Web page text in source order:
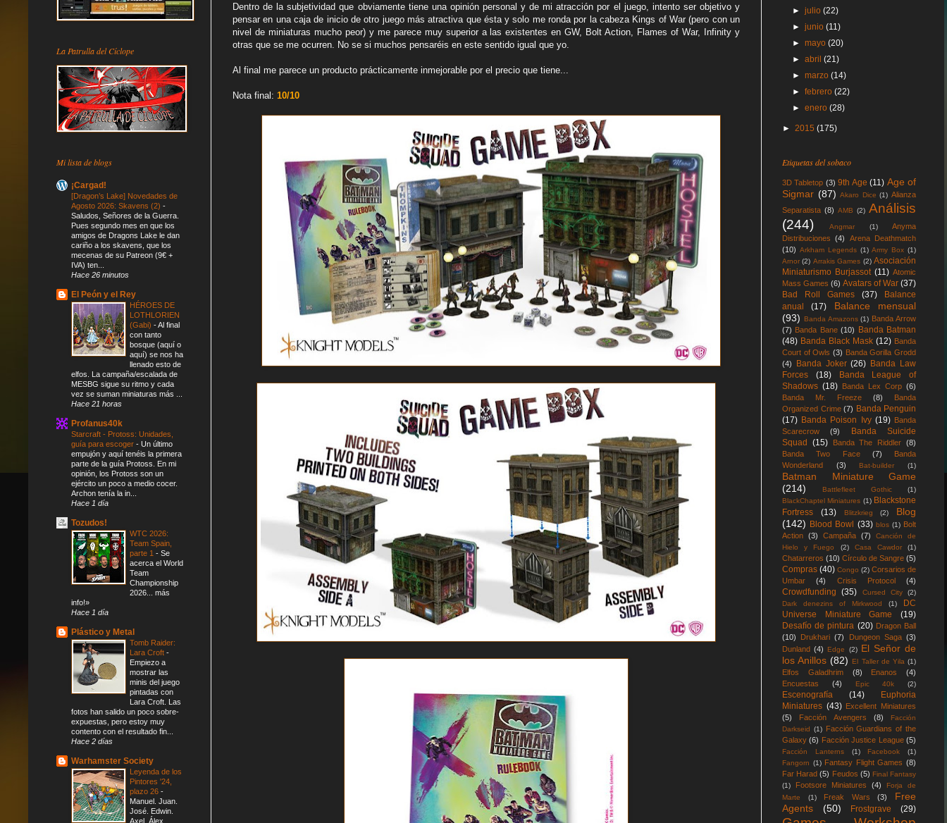
Dentro de la subjetividad que obviamente tiene una opinión personal y de mi atracción por el juego, intento ser objetivo y
pensar en una caja de inicio de otro juego más atractiva que ésta y solo me ronda por la cabeza Kings of War (pero con un
nivel de miniaturas mucho peor) y me parece muy superior a las existentes en GW, Bolt Action, Flames of War, Infinity y
otras que se me ocurren. No se si muchos pensaréis en este sentido igual que yo.
Al final me parece un producto prácticamente inmejorable por el precio que tiene...
Nota final: 10/10
La Patrulla del Cíclope
Mi lista de blogs
¡Cargad!
[Dragon’s Lake] Novedades de
Agosto 2026: Skavens (2) -
Saludos, Señores de la Guerra.
Pues segundo mes en que los
amigos de Dragons Lake le dan
cariño a los skavens, que los
mecenas de su Patreon (9€ +
IVA) ten...
Hace 26 minutos
El Peón y el Rey
HÉROES DE
LOTHLORIEN
(Gabi) -Al final
con tanto
bosque (aquí o
aquí) se nos ha
llenado esto de
elfos. La campaña/escalada de
MESBG sigue su ritmo y cada
vez se suman miniaturas más ...
Hace 21 horas
Profanus40k
Starcraft - Protoss: Unidades,
guía para escoger - Un último
empujón y aquí tenéis la primera
parte de la guía Protoss. En mi
opinión, los Protoss son un
ejército un poco a medio cocer.
Archon tenía la in...
Hace 1 día
Tozudos!
WTC 2026:
Team Spain,
parte 1 - Se
acerca el World
Team
Championship
2026... más
info!»
Hace 1 día
Plástico y Metal
Tomb Raider:
Lara Croft -
Empiezo a
mostrar las
minis del juego
pintadas con
Lara Croft. Las
fotos han salido un poco sobre-
expuestas, pero estoy muy
contento con el resultado fin...
Hace 2 días
Warhamster Society
Leyenda de los
Pintores '24,
plazo 26 -
Manuel. Juan.
José. Edwin.
Axel. Álex.
►julio(22)
►junio(11)
►mayo(20)
►abril(21)
►marzo(14)
►febrero(22)
►enero(28)
► 2015 (175)
Etiquetas del sobaco
3D Tabletop (3) 9th Age (11) Age of
Sigmar (87) Akaro Dice (1) Alianza
Separatista (8) AMB (2) Análisis
(244)
Angmar (1)
Anyma
Distribuciones
(4)
Arena Deathmatch
(10) Arkham Legends (1) Army Box (1)
Arnor (2) Arrakis Games (2) Asociación
Miniaturismo Burjassot (11) Atomic
Mass Games (6) Avatars of War (37)
Bad Roll Games
(37)
Balance
anual
(17)
Balance mensual
(93)
Banda Amazons (1) Banda Arrow
(7) Banda Bane (10)
Banda Batman
(48) Banda Black Mask (12) Banda
Court of Owls (3) Banda Gorilla Grodd
(4)
Banda Joker (26) Banda Law
Forces
(18)
Banda League of
Shadows (18) Banda Lex Corp (6)
Banda Mr. Freeze
(8)
Banda
Organized Crime (7) Banda Penguin
(17) Banda Poison Ivy (19) Banda
Scarecrow
(9)
Banda Suicide
Squad
(15) Banda The Riddler (8)
Banda Two Face
(7)
Banda
Wonderland
(3) Bat-builder (1)
Batman Miniature Game
(214)
Battlefleet Gothic
(1)
BlackChaptel Miniatures (1) Blackstone
Fortress
(13) Blitzkrieg (2)
Blog
(142) Blood Bowl (33) blos (1) Bolt
Action (3) Campaña (7)
Canción de
Hielo y Fuego
(2) Casa Cawdor (1)
Chatarreros (10) Círculo de Sangre (5)
Compras (40) Congo (2) Corsarios de
Umbar
(4) Crisis Protocol (4)
Crowdfunding (35) Cursed City
(2)
Dark denezins of Mirkwood
(1)
DC
Universe Miniature Game
(19)
Desafío de pintura (20) Dragon Ball
(10)
Drukhari (7) Dungeon Saga (3)
Dunland (4) Edge (2) El Señor de
los Anillos (82) El Taller de Yila (1)
Elfos Galadhrim (8) Enanos
(4)
Encuestas
(4) Epic 40k (2)
Escenografía (14)
Euphoria
Miniatures (43) Excellent Miniatures
(5)
Facción Avengers (8)
Facción
Darkseid (1) Facción Guardians of the
Galaxy (6) Facción Justice League (5)
Facción Lanterns (1) Facebook
(1)
Fangorn (1) Fantasy Flight Games (8)
Far Harad (5) Feudos (5) Final Fantasy
(1)
Footsore Miniatures (4)
Forja de
Marte
(1) Freak Wars (3)
Free
Agents
(50) Frostgrave (29)